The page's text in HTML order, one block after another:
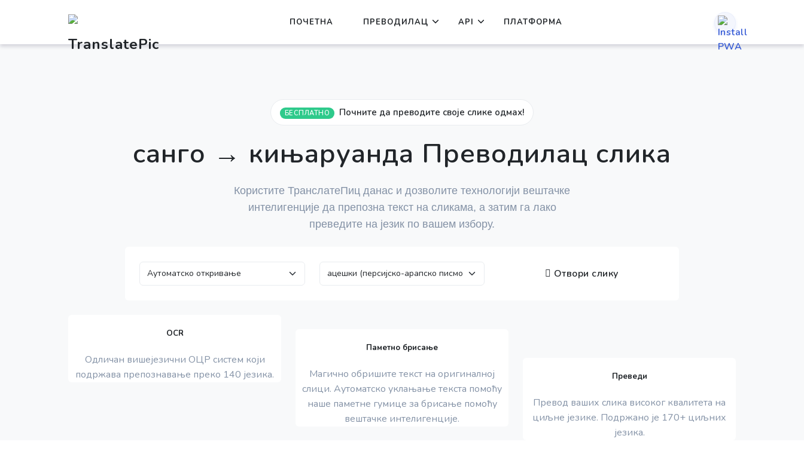
ПОЧЕТНА ПРЕВОДИЛАЦ API ПЛАТФОРМА
БЕСПЛАТНО Почните да преводите своје слике одмах!
санго → кињаруанда Преводилац слика
Користите ТранслатеПиц данас и дозволите технологији вештачке
интелигенције да препозна текст на сликама, а затим га лако
преведите на језик по вашем избору.
Отвори слику
OCR
Одличан вишејезични ОЦР систем који
подржава препознавање преко 140 језика.
Паметно брисање
Магично обришите текст на оригиналној
слици. Аутоматско уклањање текста помоћу
наше паметне гумице за брисање помоћу
вештачке интелигенције.
Преведи
Превод ваших слика високог квалитета на
циљне језике. Подржано је 170+ циљних
језика.